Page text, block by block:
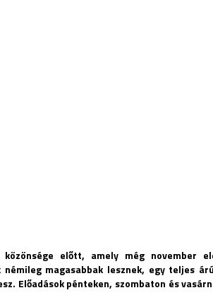
előtt, amely még november
magasabbak lesznek, egy teljes
Előadások pénteken, szombaton és